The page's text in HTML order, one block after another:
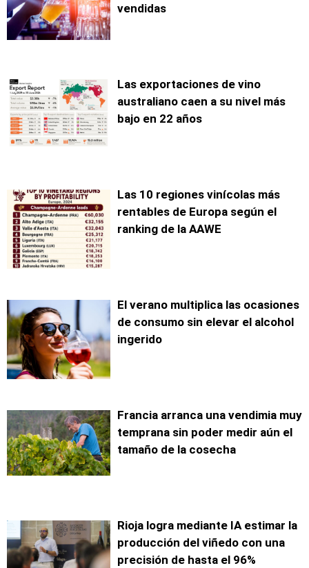
vendidas
Las exportaciones de vino
australiano caen a su nivel más
bajo en 22 años
Las 10 regiones vinícolas más
rentables de Europa según el
ranking de la AAWE
El verano multiplica las ocasiones
de consumo sin elevar el alcohol
ingerido
Francia arranca una vendimia muy
temprana sin poder medir aún el
tamaño de la cosecha
Rioja logra mediante IA estimar la
producción del viñedo con una
precisión de hasta el 96%